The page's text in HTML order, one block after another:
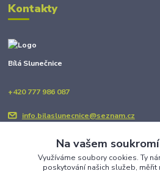
Kontakty
Bílá Slunečnice
+420 777 986 087
info.bilaslunecnice@seznam.cz
Na vašem
Využíváme soubory cookies. Ty
poskytování našich služeb, měřit